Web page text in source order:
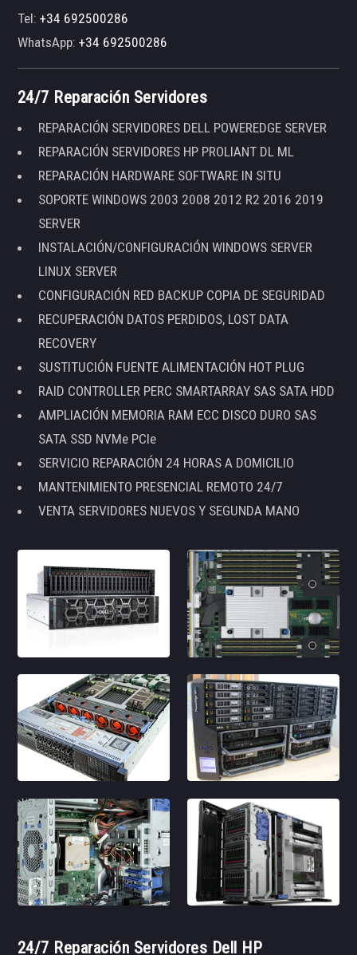
Tel:+34 692500286
WhatsApp:+34 692500286
24/7 Reparación Servidores
REPARACIÓN SERVIDORES DELL POWEREDGE SERVER
REPARACIÓN SERVIDORES HP PROLIANT DL ML
REPARACIÓN HARDWARE SOFTWARE IN SITU
SOPORTE WINDOWS 2003 2008 2012 R2 2016 2019
SERVER
INSTALACIÓN/CONFIGURACIÓN WINDOWS SERVER
LINUX SERVER
CONFIGURACIÓN RED BACKUP COPIA DE SEGURIDAD
RECUPERACIÓN DATOS PERDIDOS, LOST DATA
RECOVERY
SUSTITUCIÓN FUENTE ALIMENTACIÓN HOT PLUG
RAID CONTROLLER PERC SMARTARRAY SAS SATA HDD
AMPLIACIÓN MEMORIA RAM ECC DISCO DURO SAS
SATA SSD NVMe PCIe
SERVICIO REPARACIÓN 24 HORAS A DOMICILIO
MANTENIMIENTO PRESENCIAL REMOTO 24/7
VENTA SERVIDORES NUEVOS Y SEGUNDA MANO
24/7 Reparación Servidores Dell HP